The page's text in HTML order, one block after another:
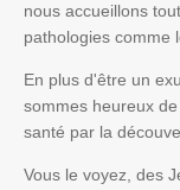
nous accueillons
pathologies comme
En plus d'être un
sommes heureux
santé par la
Vous le voyez, des